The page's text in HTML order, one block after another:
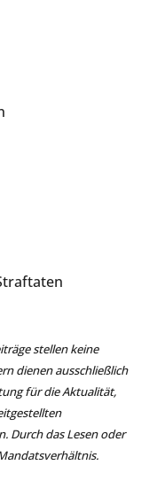
stellen keine
dienen ausschließlich
für die Aktualität,
Durch das Lesen oder